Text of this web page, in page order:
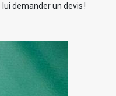
demander un devis !